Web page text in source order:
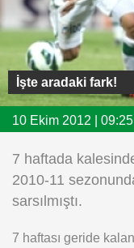
Fikstür
Facebook
Twitter
Instagram
Android
iOS
İşte aradaki fark!
10 Ekim 2012 | 09:25
7 haftada
2010-11
sarsılmıştı.
7 haftası geride